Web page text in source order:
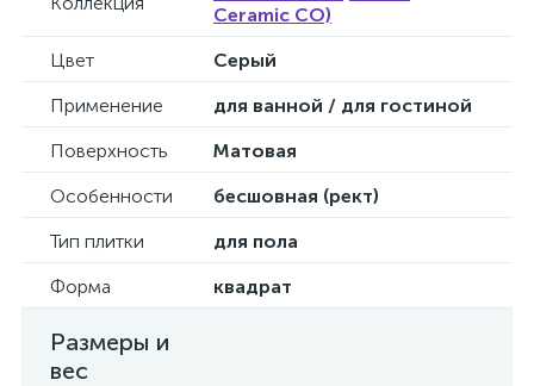
Ceramic CO)
Цвет
Серый
Применение
для ванной / для гостиной
Поверхность
Матовая
Особенности
бесшовная (рект)
Тип плитки
для пола
Форма
квадрат
Размеры и
вес